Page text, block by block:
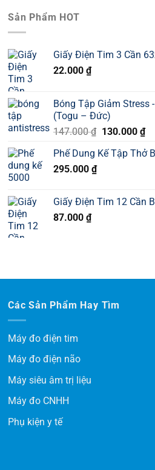
Sản Phẩm HOT
Giấy Điện Tim 3 Cần
22.000 ₫
Bóng Tập Giảm Stress
(Togu – Đức)
147.000₫ Giá
là:
130.000 ₫Giá
tại
Phế Dung Kế Tập Thở
295.000 ₫
Giấy Điện Tim 12 Cần
87.000 ₫
Các Sản Phẩm Hay Tìm
Máy đo điện tim
Máy đo điện não
Máy siêu âm trị liệu
Máy đo CNHH
Phụ kiện y tế